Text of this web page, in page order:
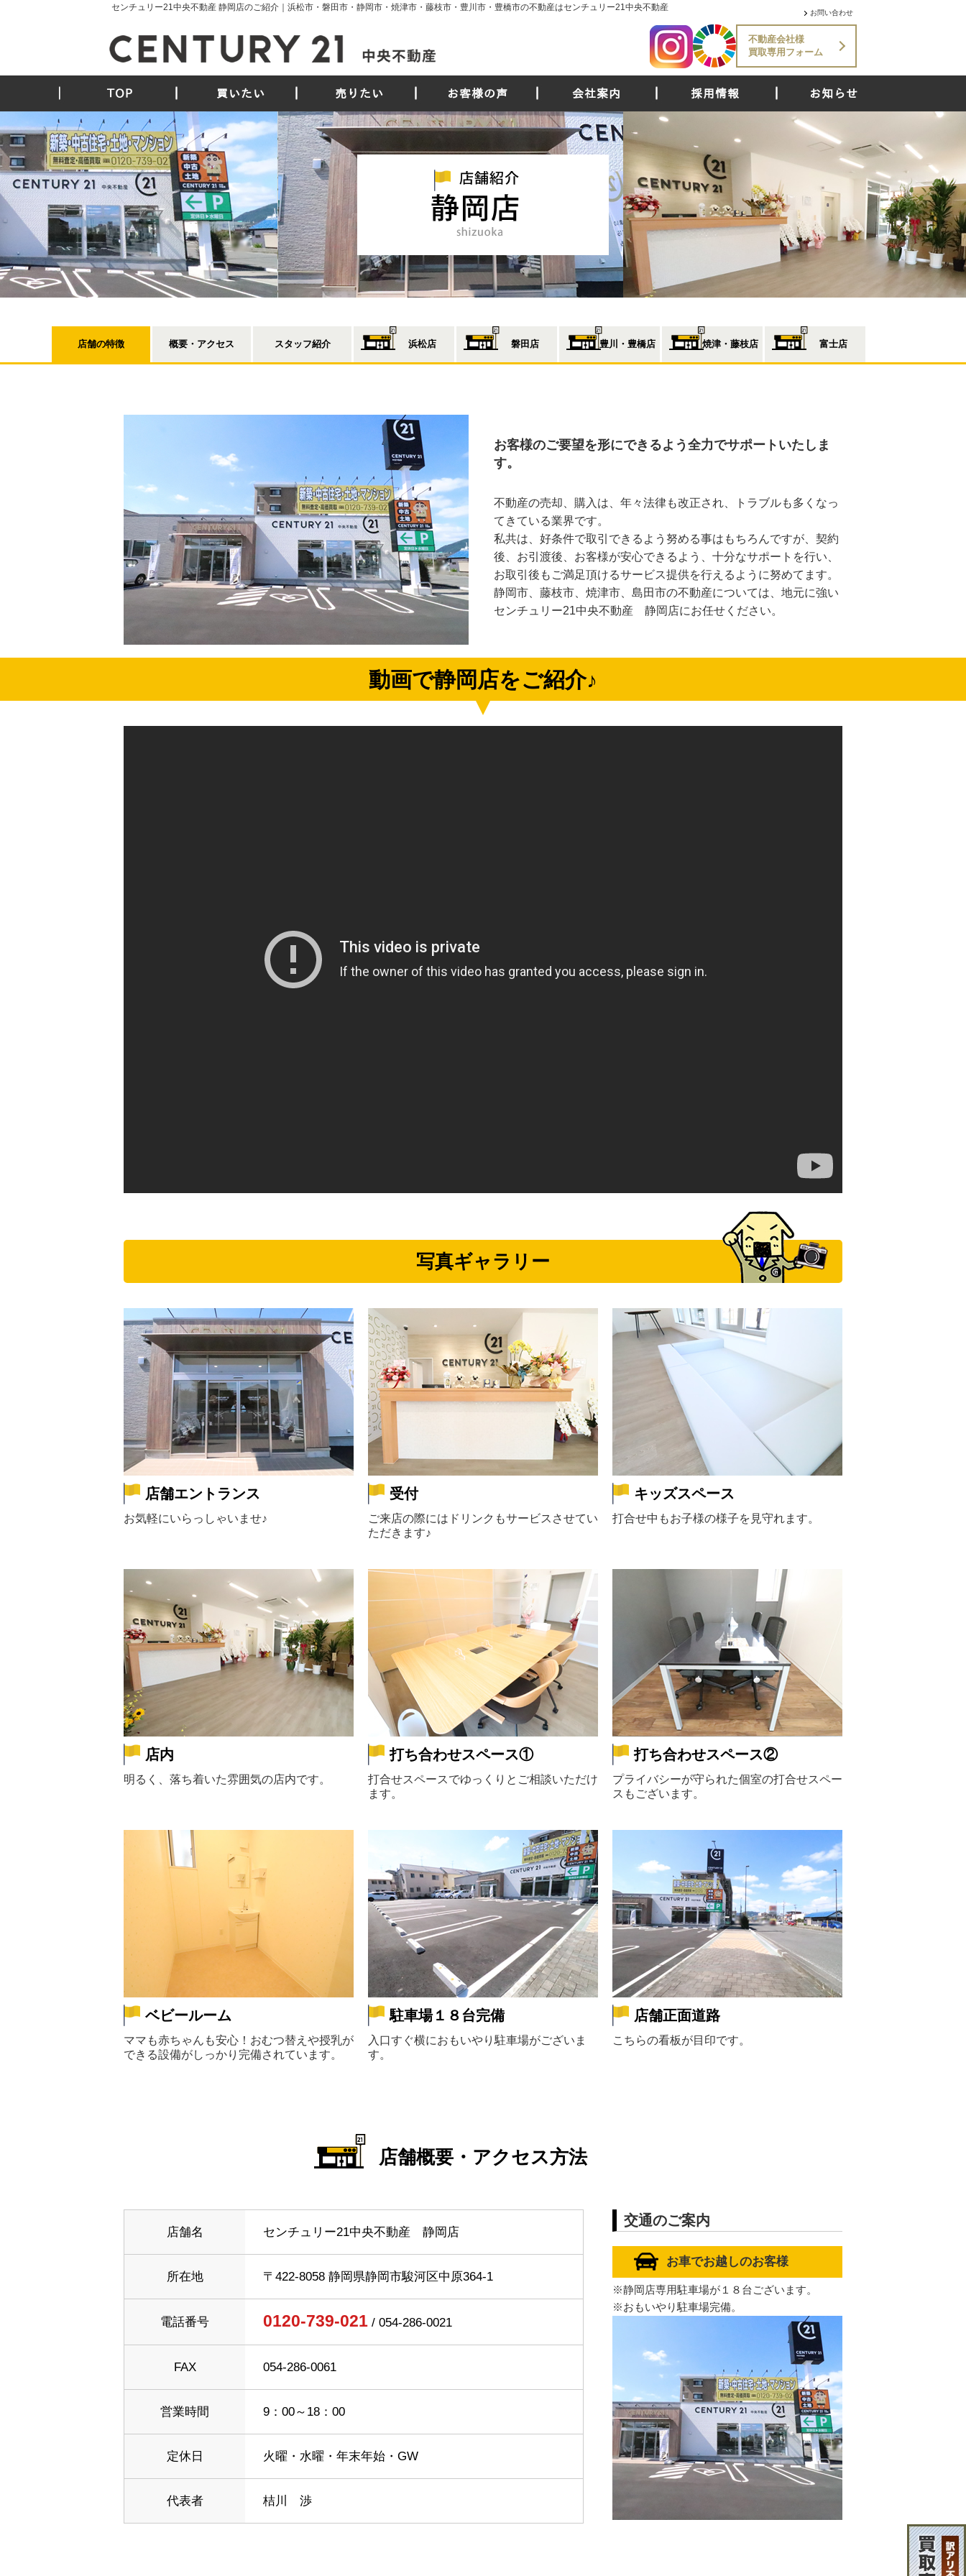
センチュリー21中央不動産 静岡店のご紹介｜浜松市・磐田市・静岡市・焼津市・藤枝市・豊川市・豊橋市の不動産はセンチュリー21中央不動産
不動産会社様
買取専用フォーム
お問い合わせ
TOP 買いたい 売りたい お客様の声 会社案内 採用情報 お知らせ
店舗の特徴 概要・アクセス スタッフ紹介 浜松店 磐田店 豊川・豊橋店 焼津・藤枝店 富士店
お客様のご要望を形にできるよう全力でサポートいたしま
す。
不動産の売却、購入は、年々法律も改正され、トラブルも多くなっ
てきている業界です。
私共は、好条件で取引できるよう努める事はもちろんですが、契約
後、お引渡後、お客様が安心できるよう、十分なサポートを行い、
お取引後もご満足頂けるサービス提供を行えるように努めてます。
静岡市、藤枝市、焼津市、島田市の不動産については、地元に強い
センチュリー21中央不動産 静岡店にお任せください。
動画で静岡店をご紹介♪
写真ギャラリー
店舗エントランス
お気軽にいらっしゃいませ♪
受付
ご来店の際にはドリンクもサービスさせてい
ただきます♪
キッズスペース
打合せ中もお子様の様子を見守れます。
店内
明るく、落ち着いた雰囲気の店内です。
打ち合わせスペース①
打合せスペースでゆっくりとご相談いただけ
ます。
打ち合わせスペース②
プライバシーが守られた個室の打合せスペー
スもございます。
ベビールーム
ママも赤ちゃんも安心！おむつ替えや授乳が
できる設備がしっかり完備されています。
駐車場１８台完備
入口すぐ横におもいやり駐車場がございま
す。
店舗正面道路
こちらの看板が目印です。
店舗概要・アクセス方法
店舗名 センチュリー21中央不動産 静岡店
所在地 〒422-8058 静岡県静岡市駿河区中原364-1
電話番号 0120-739-021 / 054-286-0021
FAX 054-286-0061
営業時間 9：00～18：00
定休日 火曜・水曜・年末年始・GW
代表者 桔川 渉
交通のご案内
お車でお越しのお客様
※静岡店専用駐車場が１８台ございます。
※おもいやり駐車場完備。